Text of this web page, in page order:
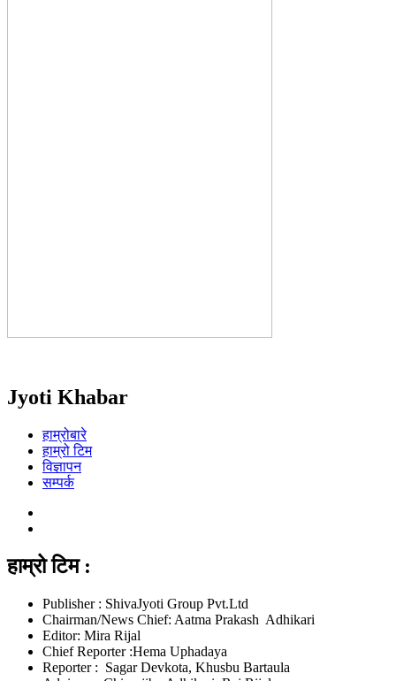
Jyoti Khabar
हाम्रोबारे
हाम्रो टिम
विज्ञापन
सम्पर्क
हाम्रो टिम :
Publisher : ShivaJyoti Group Pvt.Ltd
Chairman/News Chief: Aatma Prakash Adhikari
Editor: Mira Rijal
Chief Reporter :Hema Uphadaya
Reporter : Sagar Devkota, Khusbu Bartaula